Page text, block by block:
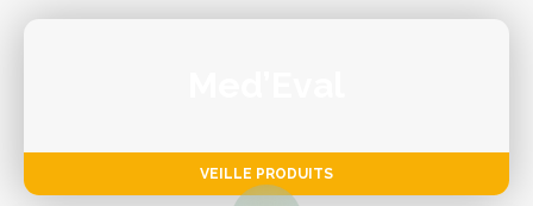
VEILLE PRODUITS